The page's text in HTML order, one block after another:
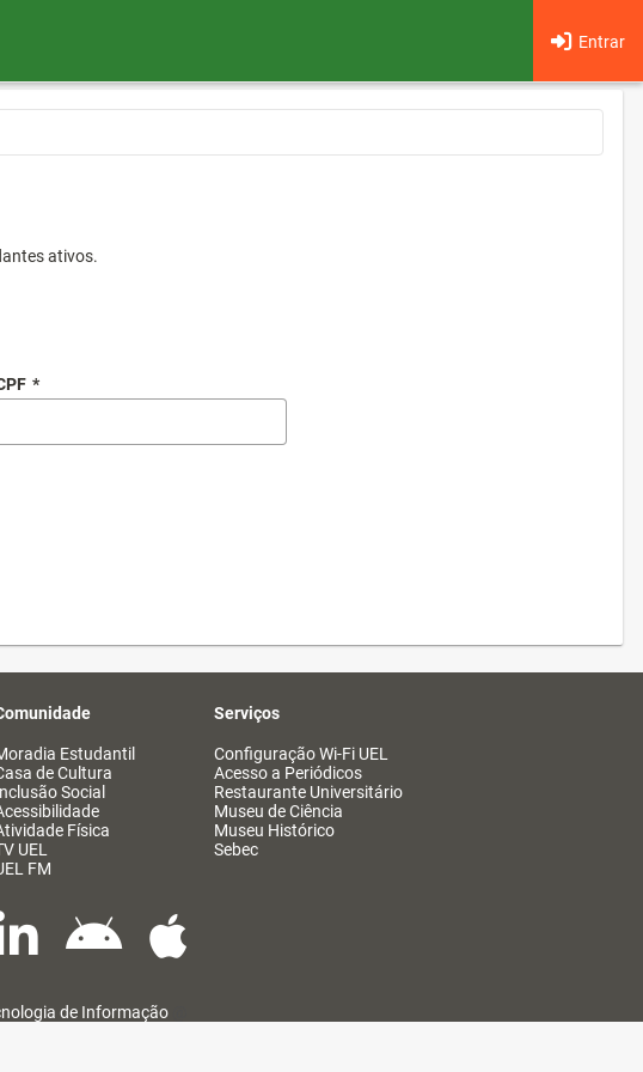
Entrar
ativos.
*
Estudantil
de Cultura
Social
Física
UEL
FM
Serviços
Configuração Wi-Fi UEL
Acesso a Periódicos
Restaurante Universitário
Museu de Ciência
Museu Histórico
Sebec
de Informação